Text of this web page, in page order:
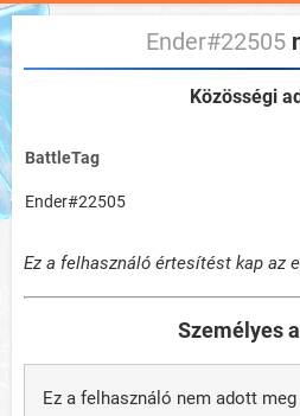
Ender#22505
Közösségi
BattleTag
Ender#22505
Ez a felhasználó értesítést kap az
Személyes
Ez a felhasználó nem adott